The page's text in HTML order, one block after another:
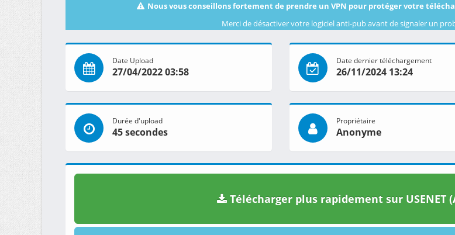
Nous vous conseillons fortement de prendre un VPN pour protéger votre
Merci de désactiver votre logiciel anti-pub avant de signaler un
Date Upload
27/04/2022 03:58
Date dernier téléchargement
26/11/2024 13:24
Durée d'upload
45 secondes
Propriétaire
Anonyme
Télécharger plus rapidement sur USENET